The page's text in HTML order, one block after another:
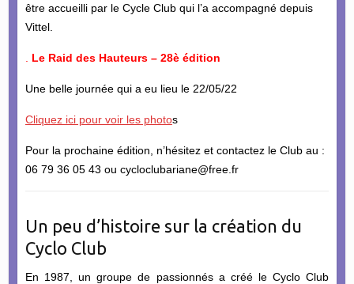
être accueilli par le Cycle Club qui l’a accompagné depuis
Vittel.
Le Raid des Hauteurs – 28è édition
Une belle journée qui a eu lieu le 22/05/22
Cliquez ici pour voir les photos
Pour la prochaine édition, n’hésitez et contactez le Club au :
06 79 36 05 43 ou cycloclubariane@free.fr
Un peu d’histoire sur la création du
Cyclo Club
En 1987, un groupe de passionnés a créé le Cyclo Club